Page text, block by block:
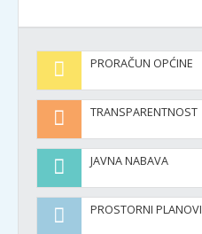
PRORAČUN OPĆINE
TRANSPARENTNOST
JAVNA NABAVA
PROSTORNI PLANOVI